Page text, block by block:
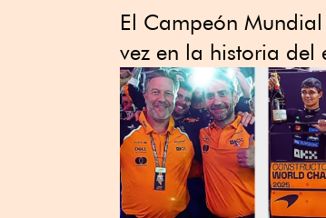
El Campeón
vez en la historia